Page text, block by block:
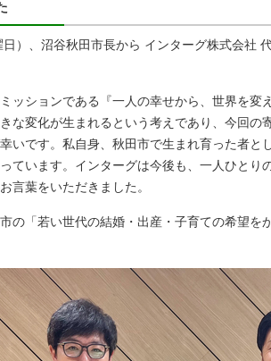
）、沼谷秋田市長から インターグ株式会社
ッションである『一人の幸せから、世界を変
な変化が生まれるという考えであり、今回の
いです。私自身、秋田市で生まれ育った者と
ています。インターグは今後も、一人ひとり
言葉をいただきました。
の「若い世代の結婚・出産・子育ての希望を